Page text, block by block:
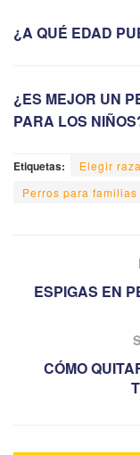
¿A QUÉ EDAD
¿ES MEJOR UN
PARA LOS
Etiquetas: Elegir
Perros para familias
ESPIGAS EN
CÓMO